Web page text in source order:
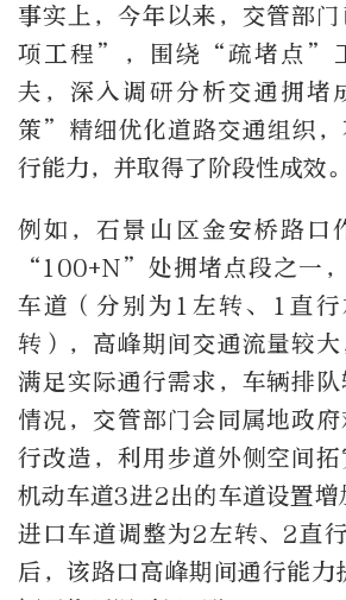
事实上，今年以来，交管部
项工程”，围绕“疏堵点”
夫，深入调研分析交通拥
策”精细优化道路交通组织，
行能力，并取得了阶段性成效。
例如，石景山区金安桥路口
“100+N”处拥堵点段之一
车道（分别为1左转、1直
转），高峰期间交通流量较
满足实际通行需求，车辆排
情况，交管部门会同属地政
行改造，利用步道外侧空间
机动车道3进2出的车道设置
进口车道调整为2左转、2直
后，该路口高峰期间通行能